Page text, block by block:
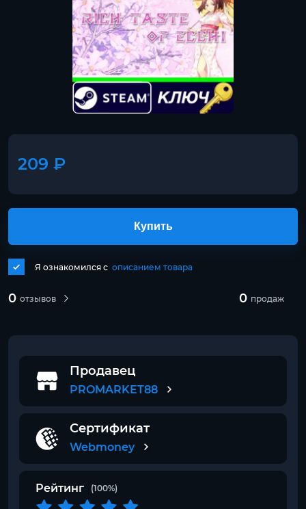
209 ₽
0 отзывов 0 продаж
Я ознакомился с описанием товара
Купить
Продавец
PROMARKET88
Сертификат
Webmoney
Рейтинг (100%)